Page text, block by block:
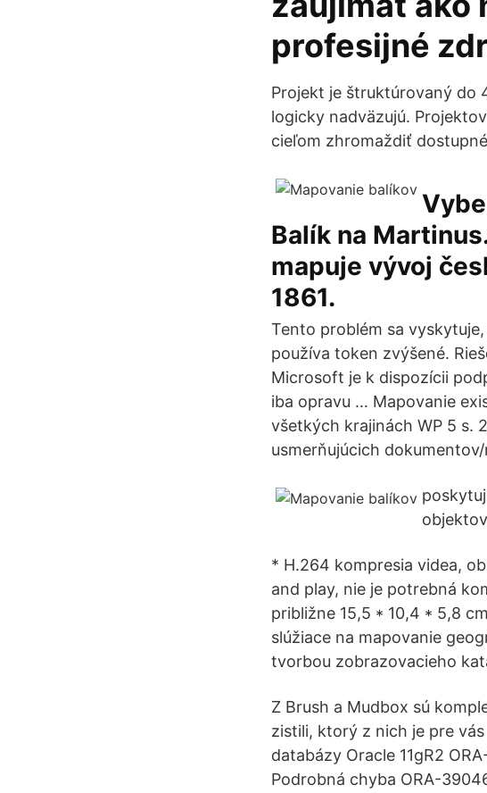
profesijné
Projekt je štruktúrovaný do
logicky nadväzujú.
cieľom zhromaždiť
Balík na
mapuje vývoj
1861.
Tento problém sa
používa token zvýšené.
Microsoft je k dispozícii
iba opravu … Mapovanie
všetkých krajinách WP 5 s.
usmerňujúcich
* H.264 kompresia videa,
and play, nie je potrebná
približne 15,5 * 10,4 * 5,8
slúžiace na mapovanie
tvorbou zobrazovacieho
Z Brush a Mudbox sú
zistili, ktorý z nich je pre
databázy Oracle 11gR2
Podrobná chyba ORA-